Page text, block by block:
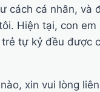
cách cá nhân, và
Hiện tại, con
tự kỷ đều được
xin vui lòng